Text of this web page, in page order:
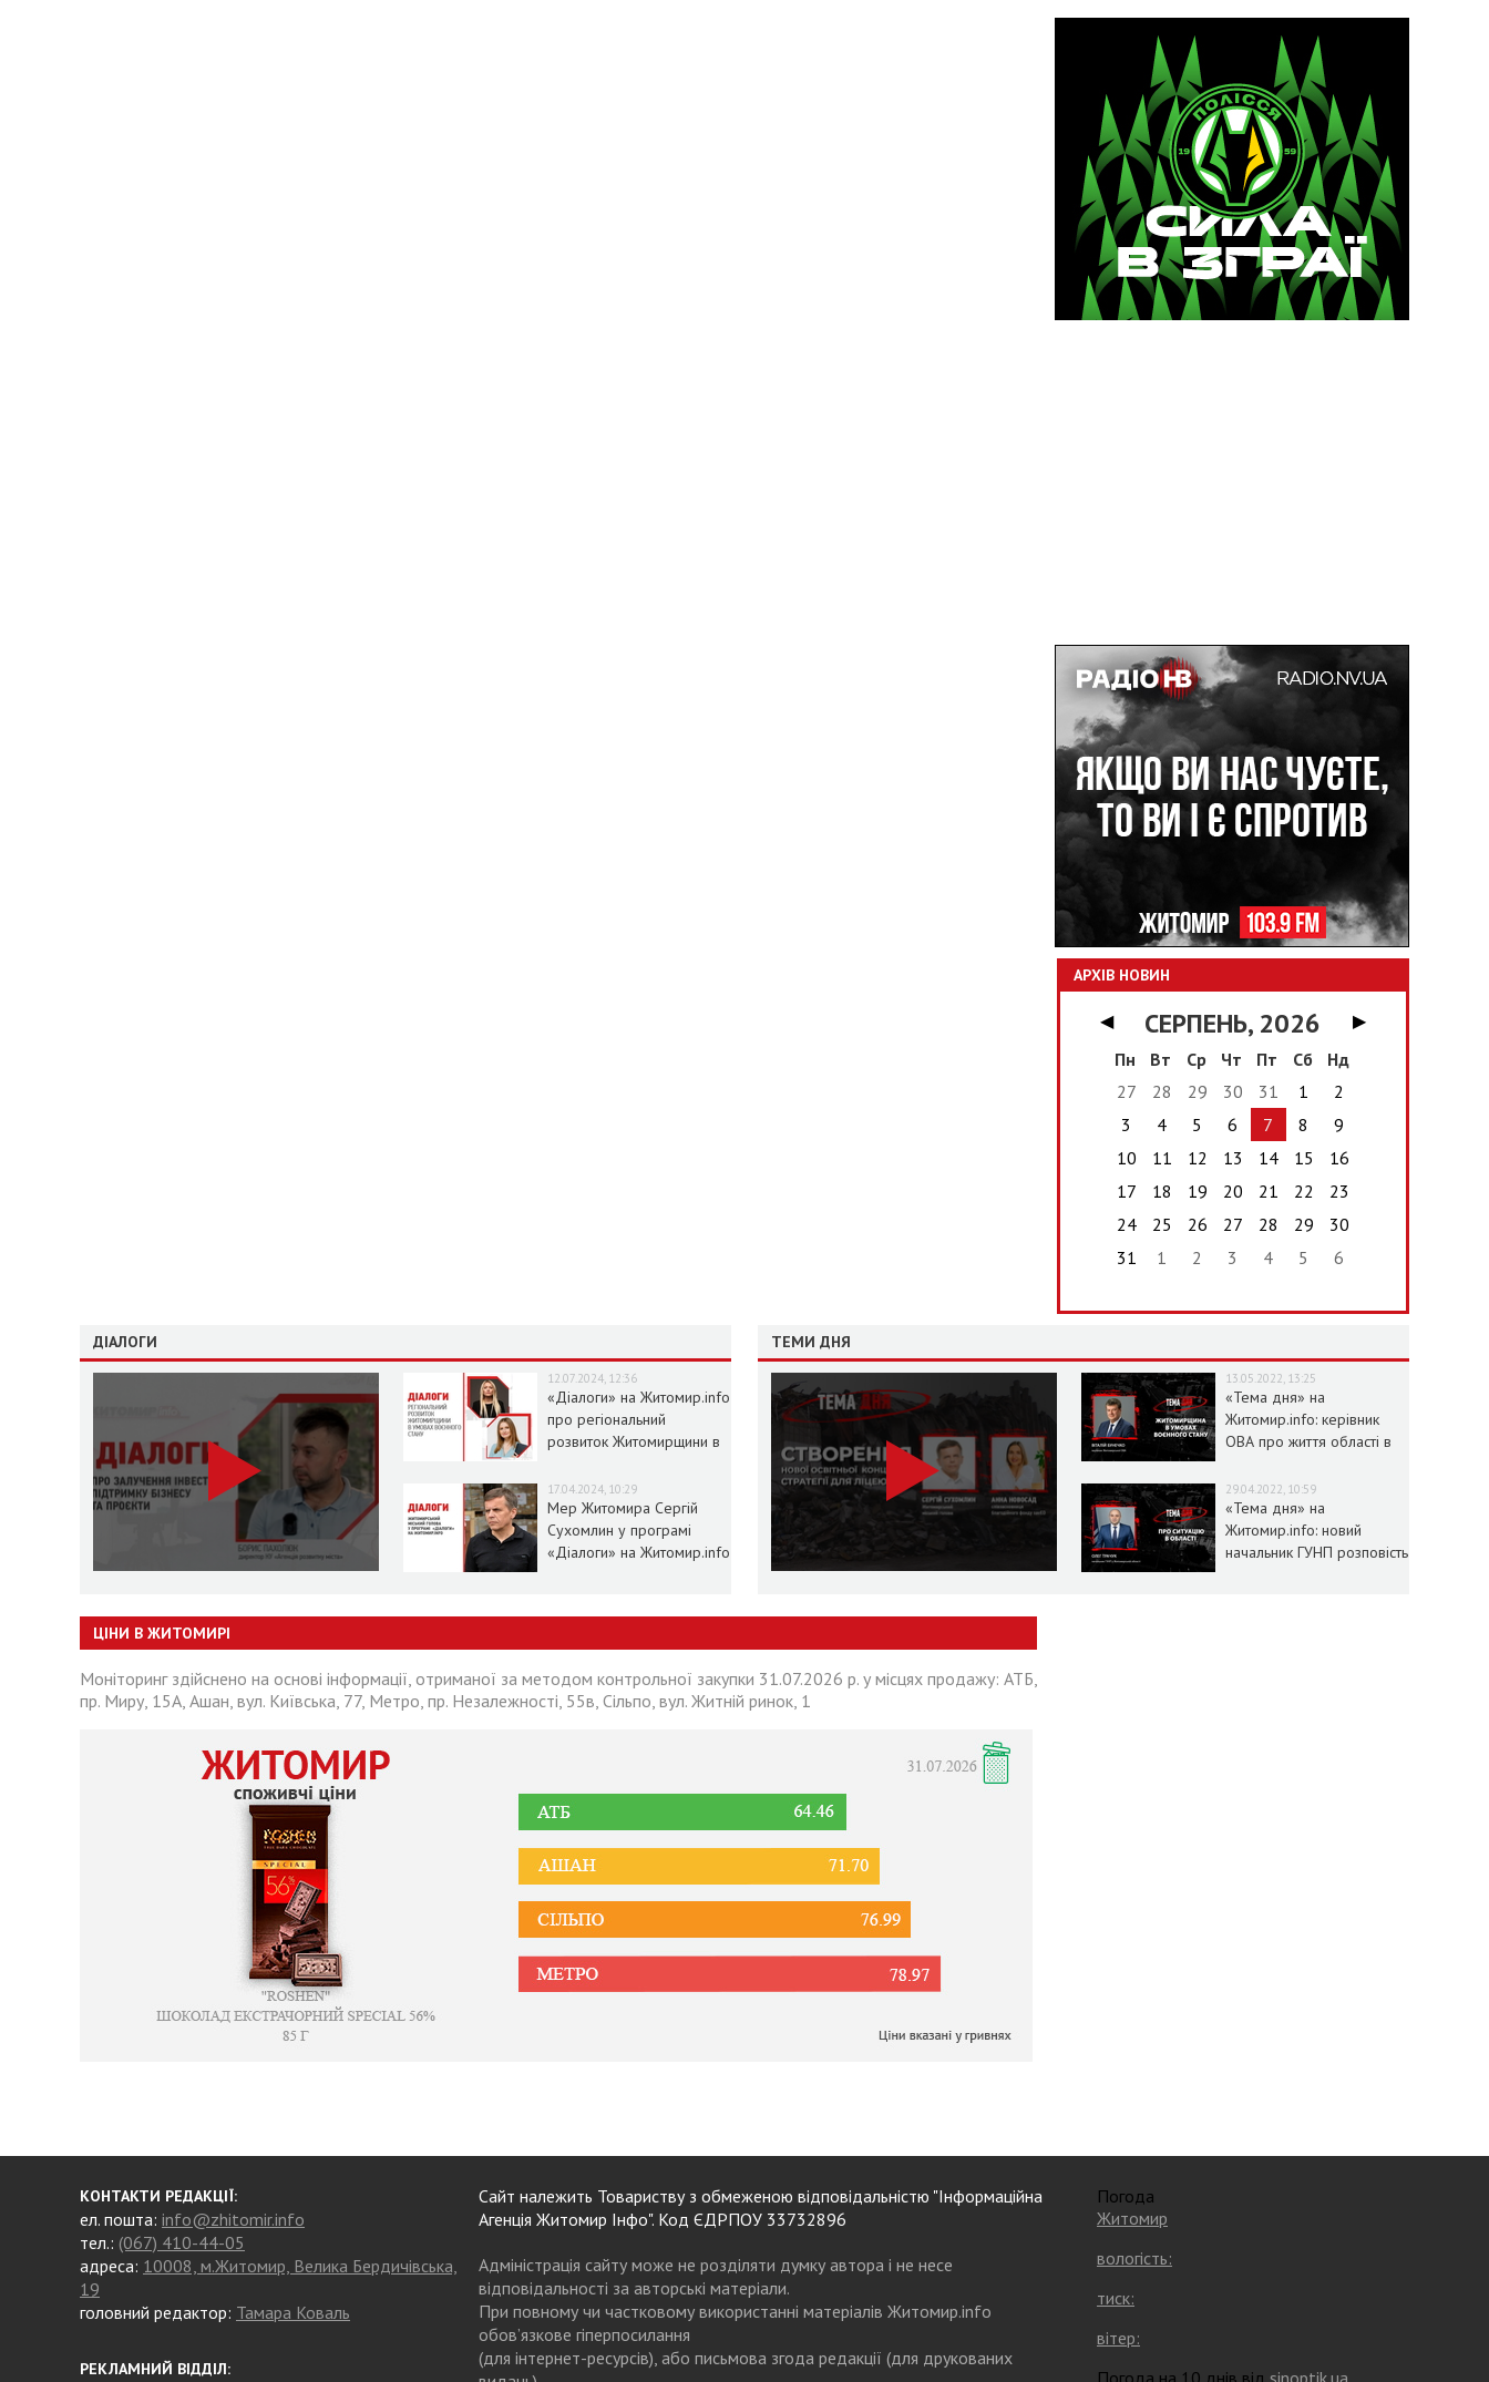
АРХІВ НОВИН
◀ СЕРПЕНЬ, 2026
▶
Пн
Вт Ср Чт Пт Сб
Нд
27
28 29 30 31 1
2
3
4 5 6 7 8
9
10
11 12 13 14 15
16
17
18 19 20 21 22
23
24
25 26 27 28 29
30
31
1 2 3 4 5 6
ДІАЛОГИ
12.07.2024, 12:36
«Діалоги» на Житомир.info
про регіональний
розвиток Житомирщини в
17.04.2024, 10:29
Мер Житомира Сергій
Сухомлин у програмі
«Діалоги» на Житомир.info
ТЕМИ ДНЯ
13.05.2022, 13:25
«Тема дня» на
Житомир.info: керівник
ОВА про життя області в
29.04.2022, 10:59
«Тема дня» на
Житомир.info: новий
начальник ГУНП розповість
ЦІНИ В ЖИТОМИРІ
Моніторинг здійснено на основі інформації, отриманої за методом контрольної закупки 31.07.2026 р. у місцях продажу: АТБ,
пр. Миру, 15А, Ашан, вул. Київська, 77, Метро, пр. Незалежності, 55в, Сільпо, вул. Житній ринок, 1
КОНТАКТИ РЕДАКЦІЇ:
ел. пошта: info@zhitomir.info
тел.: (067) 410-44-05
адреса: 10008, м.Житомир, Велика Бердичівська,
19
головний редактор: Тамара Коваль
РЕКЛАМНИЙ ВІДДІЛ:
Сайт належить Товариству з обмеженою відповідальністю "Інформаційна
Агенція Житомир Інфо". Код ЄДРПОУ 33732896
Адміністрація сайту може не розділяти думку автора і не несе
відповідальності за авторські матеріали.
При повному чи частковому використанні матеріалів Житомир.info
обов’язкове гіперпосилання
(для інтернет-ресурсів), або письмова згода редакції (для друкованих
Погода
Житомир
вологість:
тиск:
вітер:
Погода на 10 днів від sinoptik.ua